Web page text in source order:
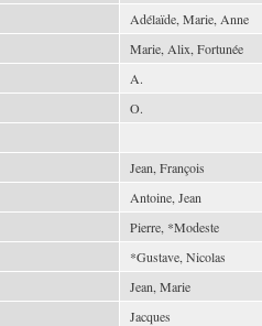
Adélaïde, Marie, Anne
Marie, Alix, Fortunée
A.
O.
Jean, François
Antoine, Jean
Pierre, *Modeste
*Gustave, Nicolas
Jean, Marie
Jacques